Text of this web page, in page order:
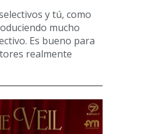
y tú, como
mucho
Es bueno para
realmente